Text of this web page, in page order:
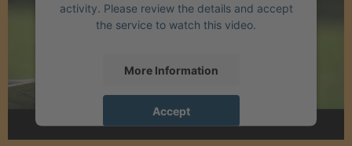
activity. Please review the details and accept
the service to watch this video.
More Information
Accept
powered byUsercentrics Consent